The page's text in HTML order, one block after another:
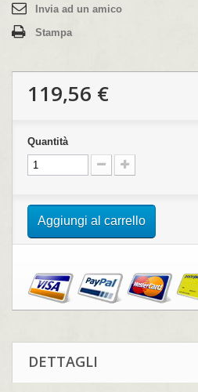
Invia ad un amico
Stampa
119,56 €
Quantità
Aggiungi al carrello
DETTAGLI